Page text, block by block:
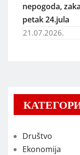
nepogoda,
petak 24.jula
21.07.2026.
Društvo
Ekonomija